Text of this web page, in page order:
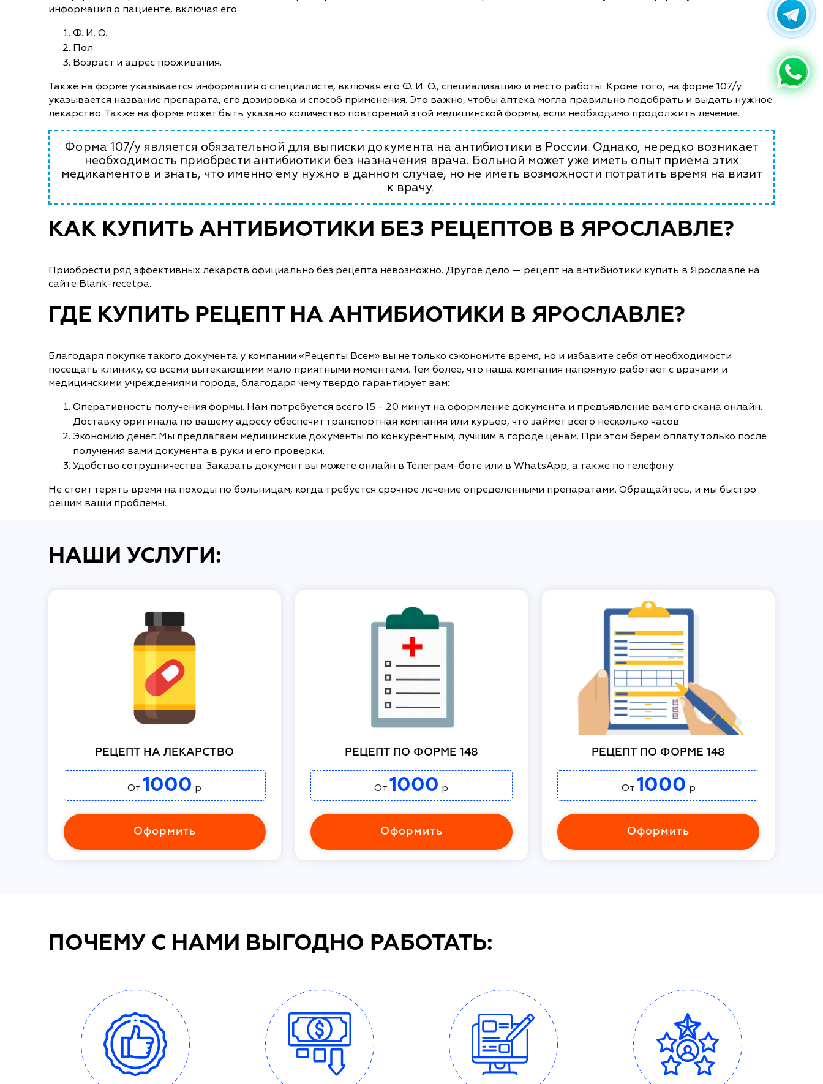
информация о пациенте, включая его:
Ф. И. О.
Пол.
Возраст и адрес проживания.
Также на форме указывается информация о специалисте, включая его Ф. И. О., специализацию и место работы. Кроме того, на форме 107/у
указывается название препарата, его дозировка и способ применения. Это важно, чтобы аптека могла правильно подобрать и выдать нужное
лекарство. Также на форме может быть указано количество повторений этой медицинской формы, если необходимо продолжить лечение.
Форма 107/у является обязательной для выписки документа на антибиотики в России. Однако, нередко возникает
необходимость приобрести антибиотики без назначения врача. Больной может уже иметь опыт приема этих
медикаментов и знать, что именно ему нужно в данном случае, но не иметь возможности потратить время на визит
к врачу.
КАК КУПИТЬ АНТИБИОТИКИ БЕЗ РЕЦЕПТОВ В ЯРОСЛАВЛЕ?
Приобрести ряд эффективных лекарств официально без рецепта невозможно. Другое дело — рецепт на антибиотики купить в Ярославле на
сайте Blank-recetpa.
ГДЕ КУПИТЬ РЕЦЕПТ НА АНТИБИОТИКИ В ЯРОСЛАВЛЕ?
Благодаря покупке такого документа у компании «Рецепты Всем» вы не только сэкономите время, но и избавите себя от необходимости
посещать клинику, со всеми вытекающими мало приятными моментами. Тем более, что наша компания напрямую работает с врачами и
медицинскими учреждениями города, благодаря чему твердо гарантирует вам:
Оперативность получения формы. Нам потребуется всего 15 - 20 минут на оформление документа и предъявление вам его скана онлайн.
Доставку оригинала по вашему адресу обеспечит транспортная компания или курьер, что займет всего несколько часов.
Экономию денег. Мы предлагаем медицинские документы по конкурентным, лучшим в городе ценам. При этом берем оплату только после
получения вами документа в руки и его проверки.
Удобство сотрудничества. Заказать документ вы можете онлайн в Телеграм-боте или в WhatsApp, а также по телефону.
Не стоит терять время на походы по больницам, когда требуется срочное лечение определенными препаратами. Обращайтесь, и мы быстро
решим ваши проблемы.
НАШИ УСЛУГИ:
РЕЦЕПТ НА ЛЕКАРСТВО
От 1000 р
Оформить
РЕЦЕПТ ПО ФОРМЕ 148
От 1000 р
Оформить
РЕЦЕПТ ПО ФОРМЕ 148
От 1000 р
Оформить
ПОЧЕМУ С НАМИ ВЫГОДНО РАБОТАТЬ: